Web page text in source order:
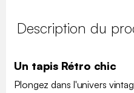
Description du
Un tapis Rétro chic
Plongez dans l'univers